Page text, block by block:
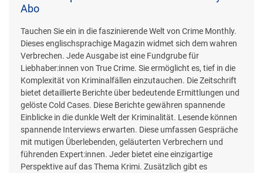
Abo
Tauchen Sie ein in die faszinierende Welt von Crime Monthly.
Dieses englischsprachige Magazin widmet sich dem wahren
Verbrechen. Jede Ausgabe ist eine Fundgrube für
Liebhaber:innen von True Crime. Sie ermöglicht es, tief in die
Komplexität von Kriminalfällen einzutauchen. Die Zeitschrift
bietet detaillierte Berichte über bedeutende Ermittlungen und
gelöste Cold Cases. Diese Berichte gewähren spannende
Einblicke in die dunkle Welt der Kriminalität. Lesende können
spannende Interviews erwarten. Diese umfassen Gespräche
mit mutigen Überlebenden, geläuterten Verbrechern und
führenden Expert:innen. Jeder bietet eine einzigartige
Perspektive auf das Thema Krimi. Zusätzlich gibt es